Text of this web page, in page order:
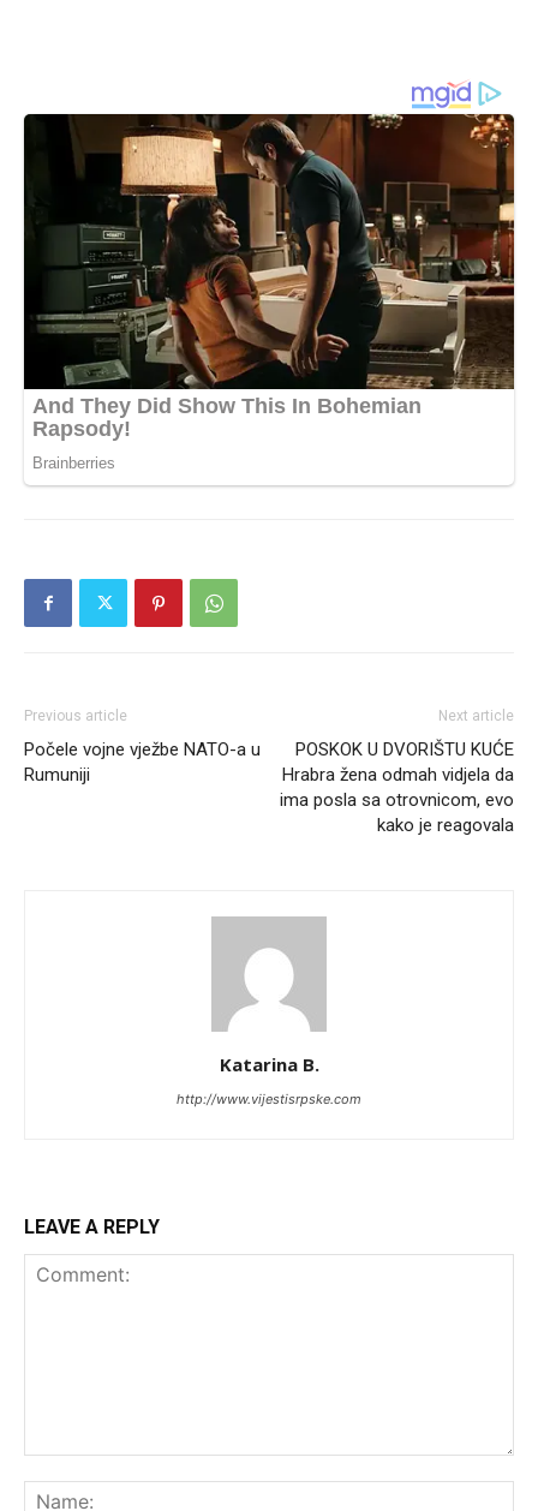
Previous article
Počele vojne vježbe NATO-a u
Rumuniji
Next article
POSKOK U DVORIŠTU KUĆE
Hrabra žena odmah vidjela da
ima posla sa otrovnicom, evo
kako je reagovala
Katarina B.
http://www.vijestisrpske.com
LEAVE A REPLY